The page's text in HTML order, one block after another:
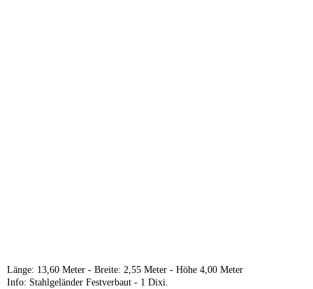
Länge: 13,60 Meter - Breite: 2,55 Meter - Höhe 4,00 Meter
Info: Stahlgeländer Festverbaut - 1 Dixi.